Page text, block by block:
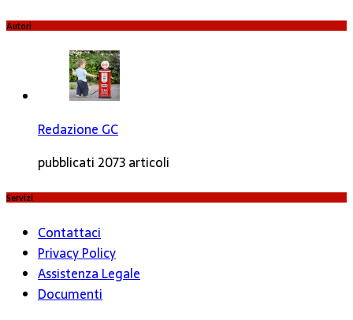
Autori
Redazione GC
pubblicati 2073 articoli
Servizi
Contattaci
Privacy Policy
Assistenza Legale
Documenti